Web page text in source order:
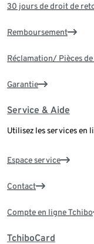
30 jours de droit de
Remboursement
Réclamation/ Pièces
Garantie
Service & Aide
Utilisez les services en
Espace service
Contact
Compte en ligne Tchibo
TchiboCard